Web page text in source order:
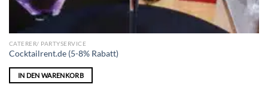
CATERER/ PARTYSERVICE
Cocktailrent.de (5-8% Rabatt)
IN DEN WARENKORB